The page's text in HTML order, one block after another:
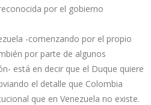
por el gobierno
-comenzando por el propio
por parte de algunos
está en decir que el Duque quiere
el detalle que Colombia
que en Venezuela no existe.